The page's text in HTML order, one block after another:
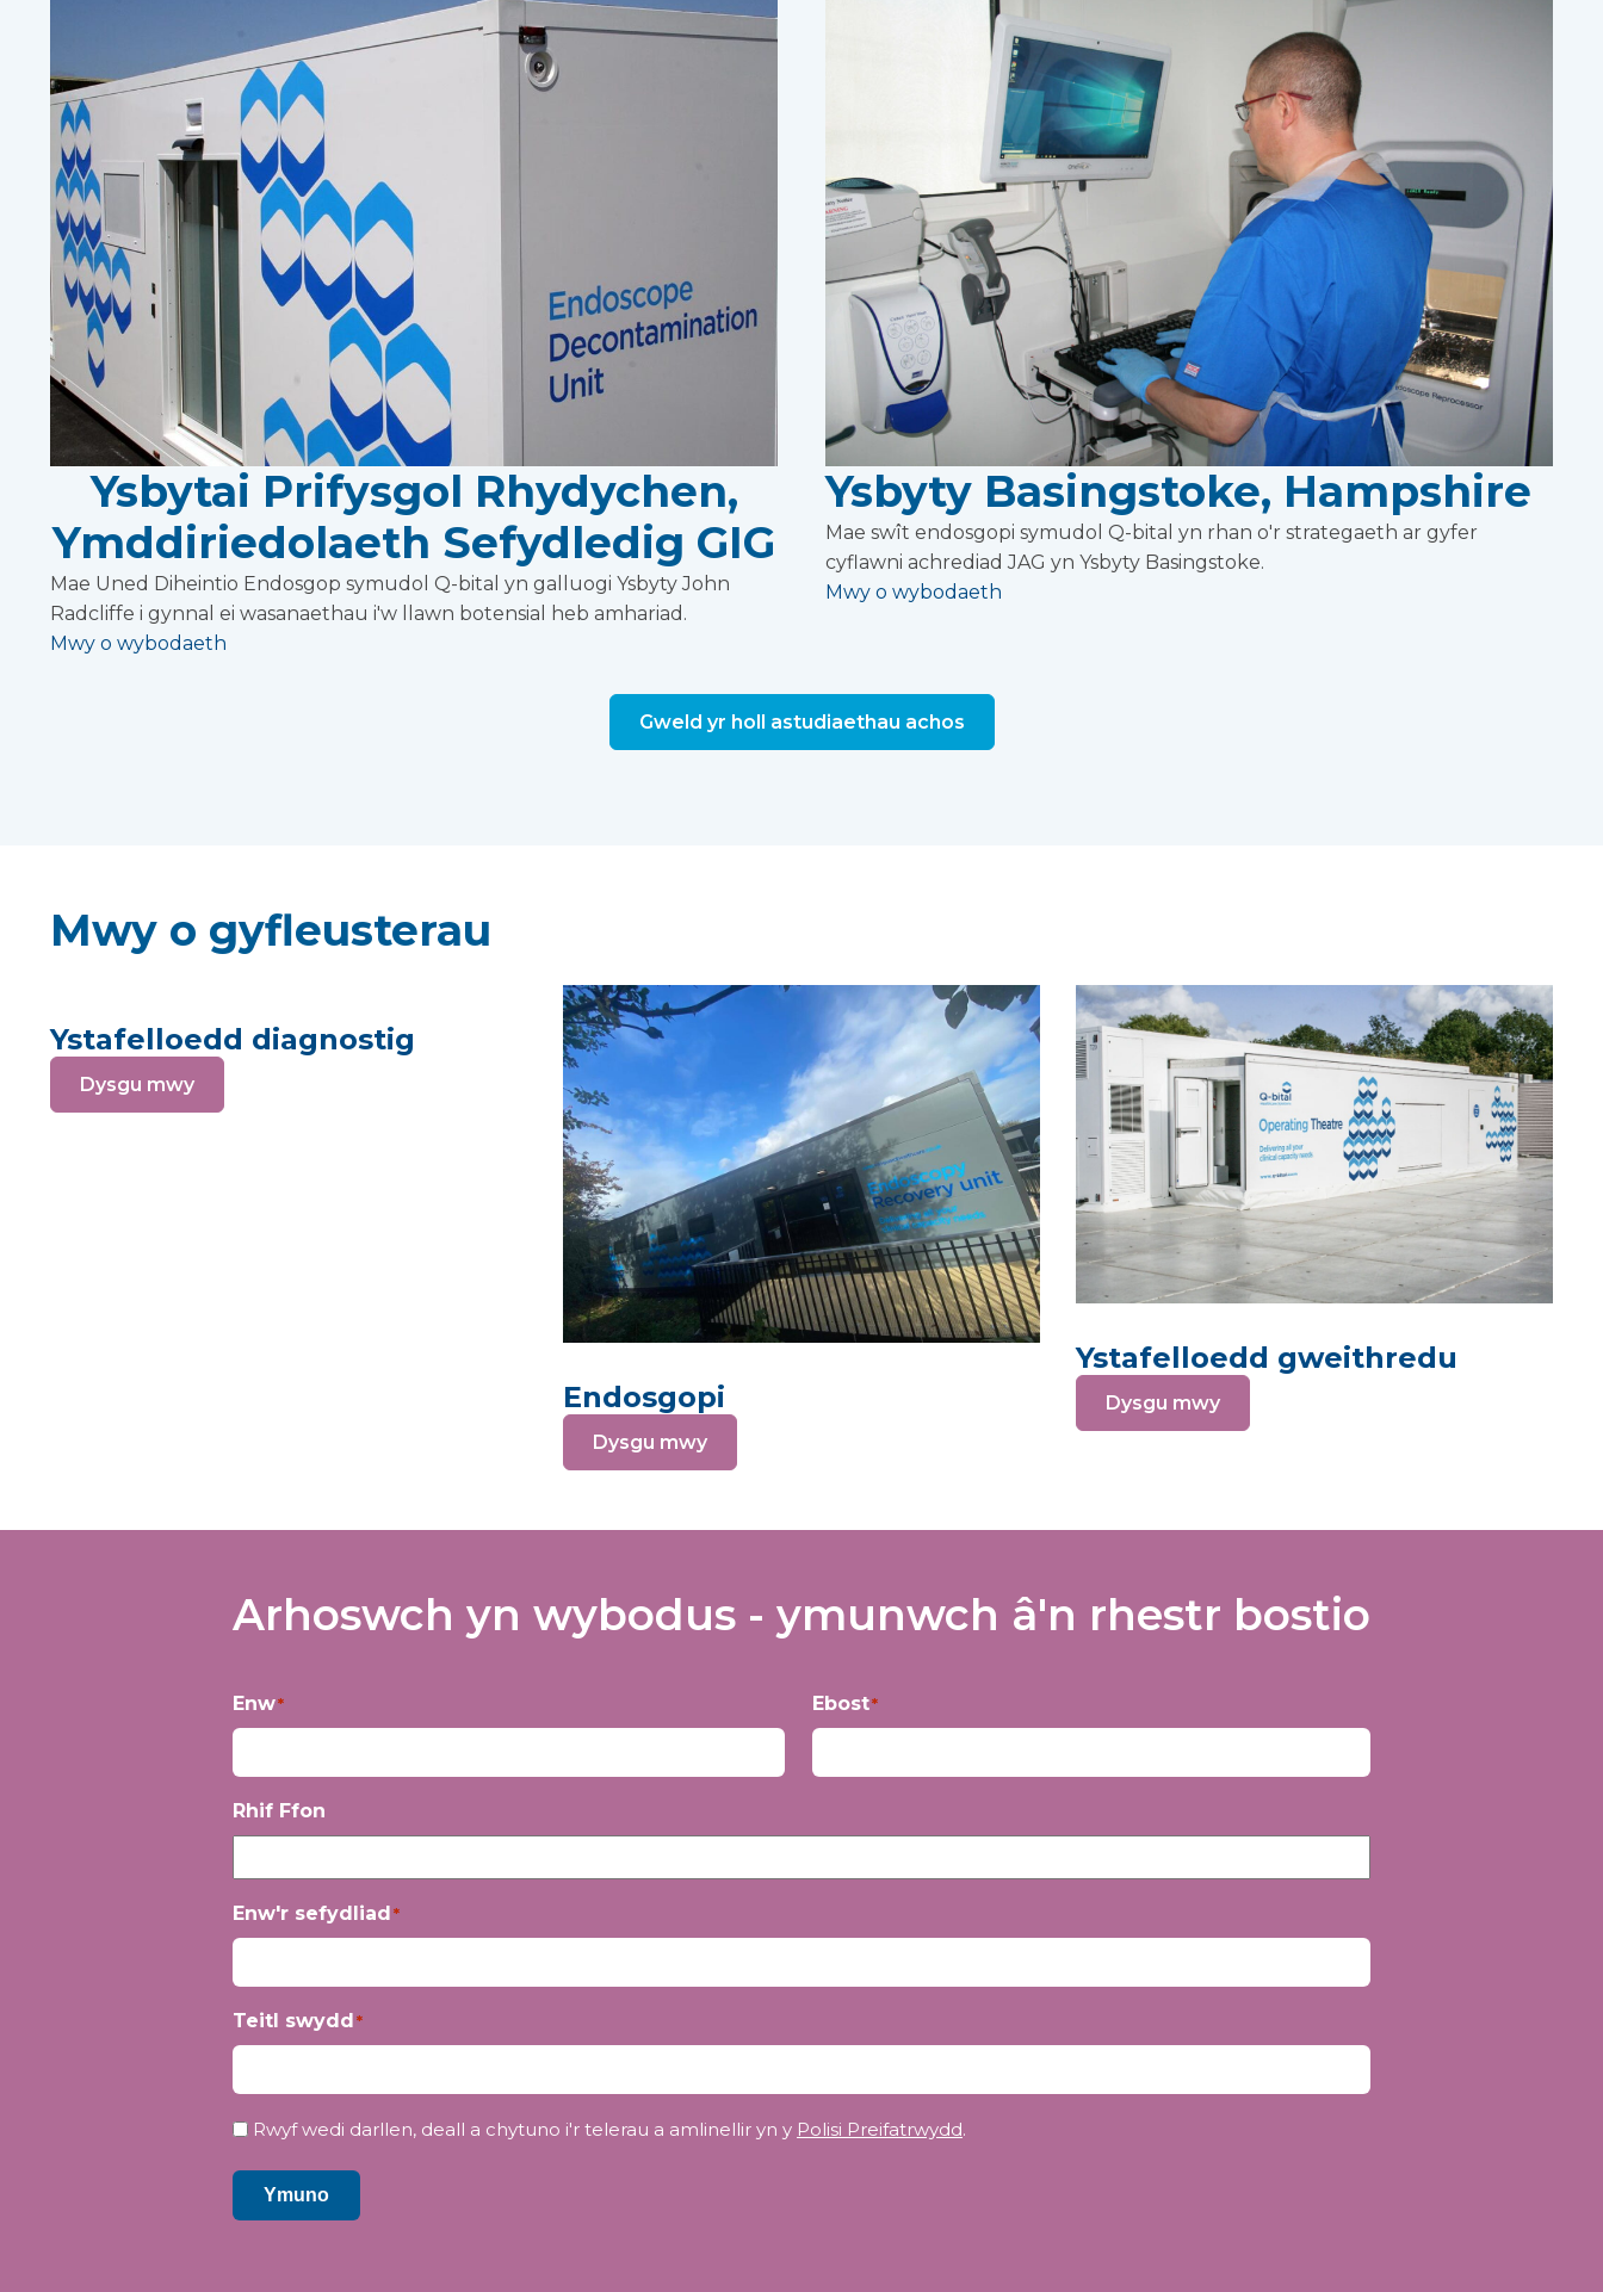
Ysbytai Prifysgol Rhydychen,
Ymddiriedolaeth Sefydledig GIG
Mae Uned Diheintio Endosgop symudol Q-bital yn galluogi Ysbyty John
Radcliffe i gynnal ei wasanaethau i'w llawn botensial heb amhariad.
Mwy o wybodaeth
Ysbyty Basingstoke, Hampshire
Mae swît endosgopi symudol Q-bital yn rhan o'r strategaeth ar gyfer
cyflawni achrediad JAG yn Ysbyty Basingstoke.
Mwy o wybodaeth
Gweld yr holl astudiaethau achos
Mwy o gyfleusterau
Ystafelloedd diagnostig
Dysgu mwy
Endosgopi
Dysgu mwy
Ystafelloedd gweithredu
Dysgu mwy
Arhoswch yn wybodus - ymunwch â'n rhestr bostio
Enw*
gyntaf
Ebost*
Rhif Ffon
Enw'r sefydliad*
Teitl swydd*
Preifatrwydd*
Rwyf wedi darllen, deall a chytuno i'r telerau a amlinellir yn y Polisi Preifatrwydd.
Ymuno